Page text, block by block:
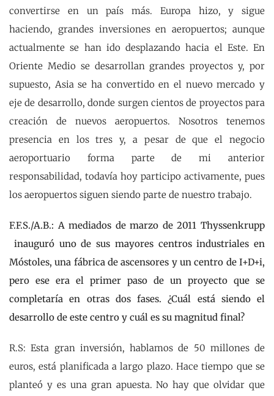
convertirse en un país más. Europa hizo, y sigue
haciendo, grandes inversiones en aeropuertos; aunque
actualmente se han ido desplazando hacia el Este. En
Oriente Medio se desarrollan grandes proyectos y, por
supuesto, Asia se ha convertido en el nuevo mercado y
eje de desarrollo, donde surgen cientos de proyectos para
creación de nuevos aeropuertos. Nosotros tenemos
presencia en los tres y, a pesar de que el negocio
aeroportuario forma parte de mi anterior
responsabilidad, todavía hoy participo activamente, pues
los aeropuertos siguen siendo parte de nuestro trabajo.
F.F.S./A.B.: A mediados de marzo de 2011 Thyssenkrupp
inauguró uno de sus mayores centros industriales en
Móstoles, una fábrica de ascensores y un centro de I+D+i,
pero ese era el primer paso de un proyecto que se
completaría en otras dos fases. ¿Cuál está siendo el
desarrollo de este centro y cuál es su magnitud final?
R.S: Esta gran inversión, hablamos de 50 millones de
euros, está planificada a largo plazo. Hace tiempo que se
planteó y es una gran apuesta. No hay que olvidar que